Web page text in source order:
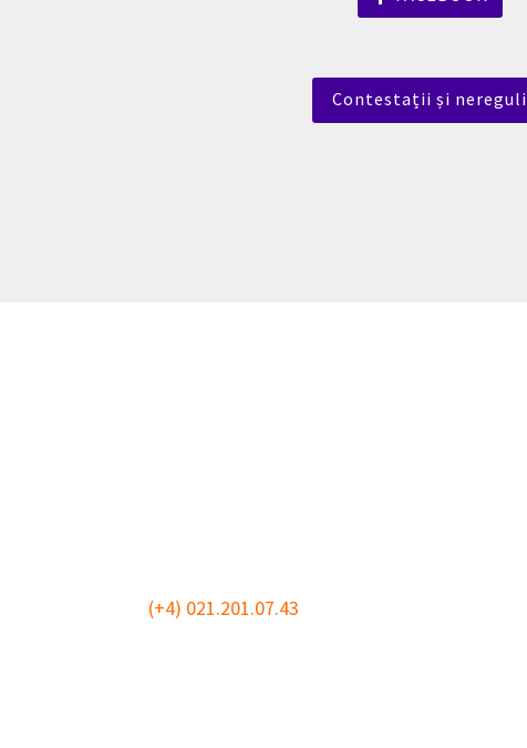
Contestații și nereguli
(+4) 021.201.07.43